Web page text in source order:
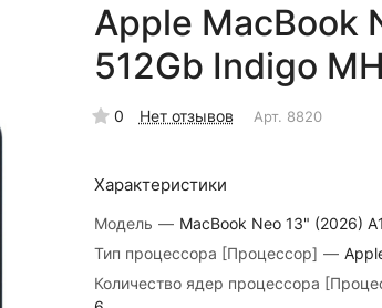
Apple MacBook
512Gb Indigo
0 Нет отзывов Арт. 8820
Характеристики
Модель — MacBook Neo 13" (2026)
Тип процессора [Процессор] —
Количество ядер процессора